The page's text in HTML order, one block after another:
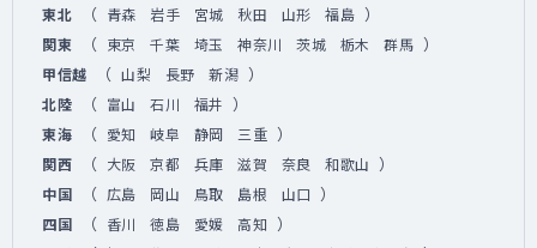
東北
（ 青森 岩手 宮城 秋田 山形 福島 ）
関東 （ 東京 千葉 埼玉 神奈川 茨城 栃木 群馬 ）
甲信越 （ 山梨 長野 新潟 ）
北陸 （ 富山 石川 福井 ）
東海 （ 愛知 岐阜 静岡 三重 ）
関西 （ 大阪 京都 兵庫 滋賀 奈良 和歌山 ）
中国 （ 広島 岡山 鳥取 島根 山口 ）
四国 （ 香川 徳島 愛媛 高知 ）